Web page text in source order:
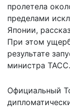
пролетела
пределами
Японии,
При этом
результате
министра ТАСС.
Официальный